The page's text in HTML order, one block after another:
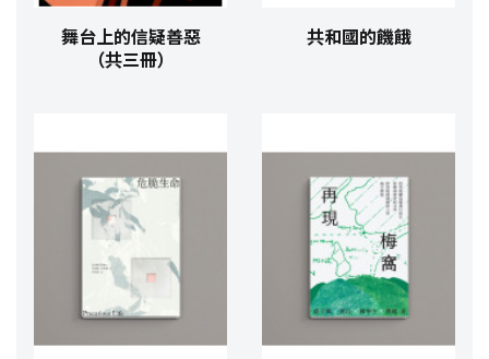
舞台上的信疑善惡
（共三冊）
共和國的饑餓